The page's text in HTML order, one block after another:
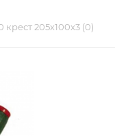
205х100х3 (0)